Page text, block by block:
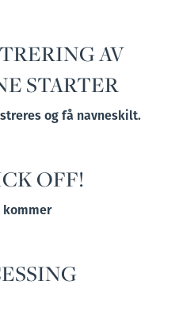
AV
STARTER
og få navneskilt.
OFF!